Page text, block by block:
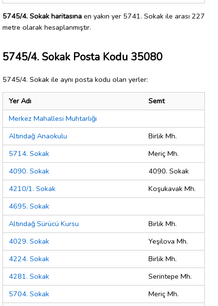
5745/4. Sokak haritasına en yakın yer 5741. Sokak ile arası 227
metre olarak hesaplanmıştır.
5745/4. Sokak Posta Kodu 35080
5745/4. Sokak ile aynı posta kodu olan yerler:
Yer Adı
Semt
Merkez Mahallesi Muhtarlığı
Altındağ Anaokulu
Birlik Mh.
5714. Sokak
Meriç Mh.
4090. Sokak
4090. Sokak
4210/1. Sokak
Koşukavak Mh.
4695. Sokak
Altındağ Sürücü Kursu
Birlik Mh.
4029. Sokak
Yeşilova Mh.
4224. Sokak
Birlik Mh.
4281. Sokak
Serintepe Mh.
5704. Sokak
Meriç Mh.